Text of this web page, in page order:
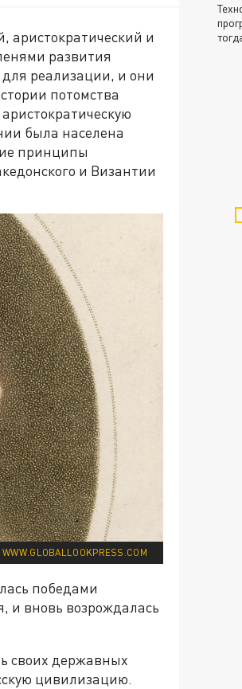
аристократический и
развития
реализации, и они
потомства
была населена
принципы
и Византии
победами
и вновь возрождалась
своих державных
цивилизацию.